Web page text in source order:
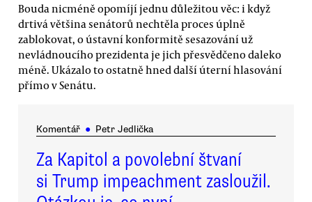
Bouda nicméně opomíjí jednu důležitou věc: i když
drtivá většina senátorů nechtěla proces úplně
zablokovat, o ústavní konformitě sesazování už
nevládnoucího prezidenta je jich přesvědčeno daleko
méně. Ukázalo to ostatně hned další úterní hlasování
přímo v Senátu.
Komentář ● Petr Jedlička
Za Kapitol a povolební štvaní
si Trump impeachment zasloužil.